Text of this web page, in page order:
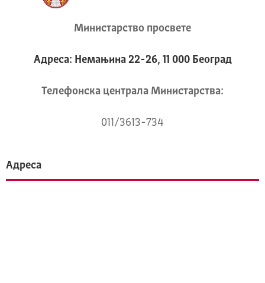
Министарство просвете
Адреса: Немањина 22-26, 11 000 Београд
Телeфонска централа Mинистарства:
011/3613-734
Адреса